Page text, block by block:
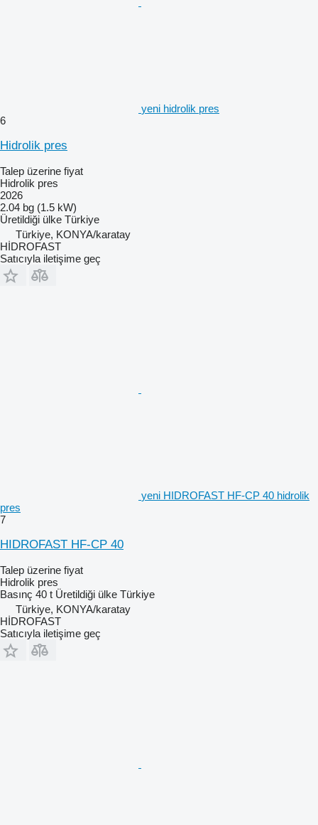
yeni hidrolik pres
6
Hidrolik pres
Talep üzerine fiyat
Hidrolik pres
2026
2.04 bg (1.5 kW)
Üretildiği ülke Türkiye
Türkiye, KONYA/karatay
HİDROFAST
Satıcıyla iletişime geç
yeni HIDROFAST HF-CP 40 hidrolik
pres
7
HIDROFAST HF-CP 40
Talep üzerine fiyat
Hidrolik pres
Basınç 40 t Üretildiği ülke Türkiye
Türkiye, KONYA/karatay
HİDROFAST
Satıcıyla iletişime geç